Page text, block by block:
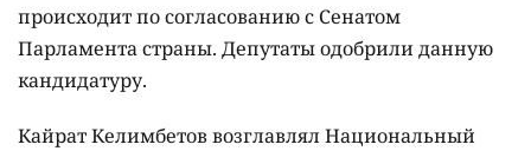
происходит по согласованию с Сенатом
Парламента страны. Депутаты одобрили данную
кандидатуру.
Кайрат Келимбетов возглавлял Национальный